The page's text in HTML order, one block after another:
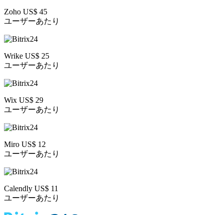
Zoho US$ 45
ユーザーあたり
Wrike US$ 25
ユーザーあたり
Wix US$ 29
ユーザーあたり
Miro US$ 12
ユーザーあたり
Calendly US$ 11
ユーザーあたり